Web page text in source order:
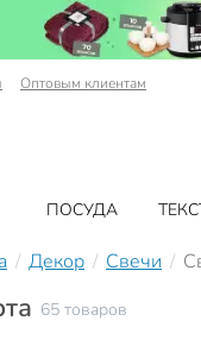
Оптовым клиентам
ПОСУДА
Декор Свечи
65 товаров